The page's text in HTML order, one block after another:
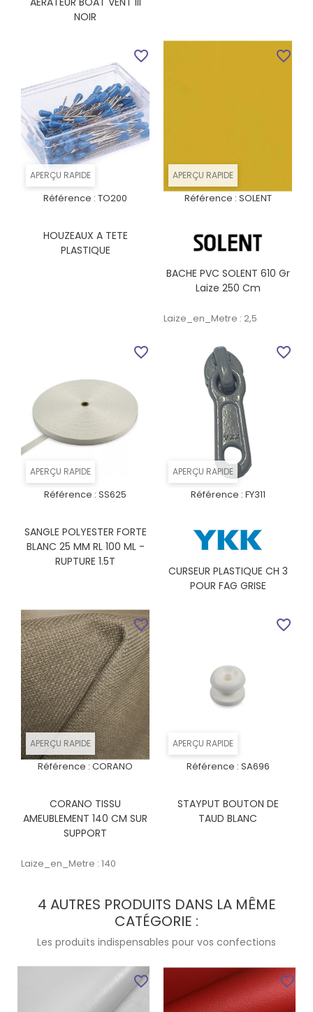
NOIR
APERÇU RAPIDE
Référence : TO200
HOUZEAUX A TETE
PLASTIQUE
favorite_border
APERÇU RAPIDE
Référence : SOLENT
BACHE PVC SOLENT 610 Gr
Laize 250 Cm
Laize_en_Metre : 2,5
favorite_border
APERÇU RAPIDE
Référence : SS625
SANGLE POLYESTER FORTE
BLANC 25 MM RL 100 ML -
RUPTURE 1.5T
favorite_border
APERÇU RAPIDE
Référence : FY311
CURSEUR PLASTIQUE CH 3
POUR FAG GRISE
favorite_border
APERÇU RAPIDE
Référence : CORANO
CORANO TISSU
AMEUBLEMENT 140 CM SUR
SUPPORT
Laize_en_Metre : 140
favorite_border
APERÇU RAPIDE
Référence : SA696
STAYPUT BOUTON DE
TAUD BLANC
favorite_border
4 AUTRES PRODUITS DANS LA MÊME
CATÉGORIE :
Les produits indispensables pour vos confections
favorite_border favorite_border